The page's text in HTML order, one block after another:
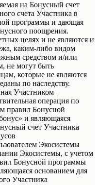
на Бонусный счет
счета Участника в
программы и дающая
поощрения.
целях и не являются и
каким-либо видом
средством и/или
не могут быть
которые не являются
по наследству.
Участником –
операция по
правил Бонусной
и являющаяся
счет Участника
Экосистемы
Экосистемы, с учетом
Бонусной программы
основанием для
Участника